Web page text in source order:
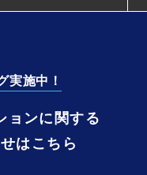
実施中！
ョンに関する
はこちら